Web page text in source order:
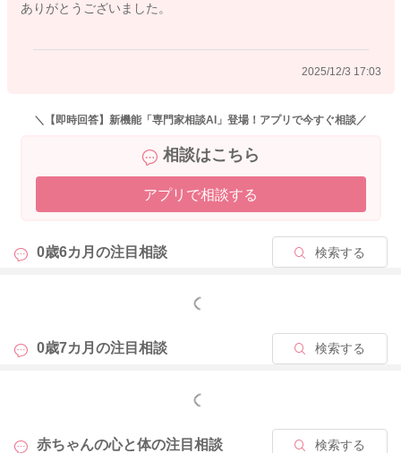
ありがとうございました。
2025/12/3 17:03
＼【即時回答】新機能「専門家相談AI」登場！アプリで今すぐ相談／
相談はこちら
アプリで相談する
0歳6カ月の注目相談 検索する
もっと見る
0歳7カ月の注目相談 検索する
もっと見る
赤ちゃんの心と体の注目相談 検索する